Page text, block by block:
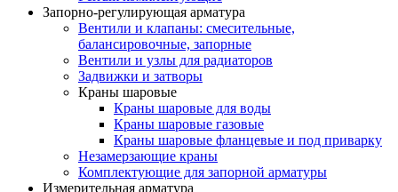
Запорно-регулирующая арматура
Вентили и клапаны: смесительные,
балансировочные, запорные
Вентили и узлы для радиаторов
Задвижки и затворы
Краны шаровые
Краны шаровые для воды
Краны шаровые газовые
Краны шаровые фланцевые и под приварку
Незамерзающие краны
Комплектующие для запорной арматуры
Измерительная арматура